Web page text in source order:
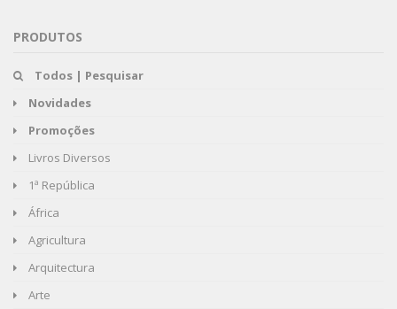
PRODUTOS
Todos | Pesquisar
Novidades
Promoções
Livros Diversos
1ª República
África
Agricultura
Arquitectura
Arte